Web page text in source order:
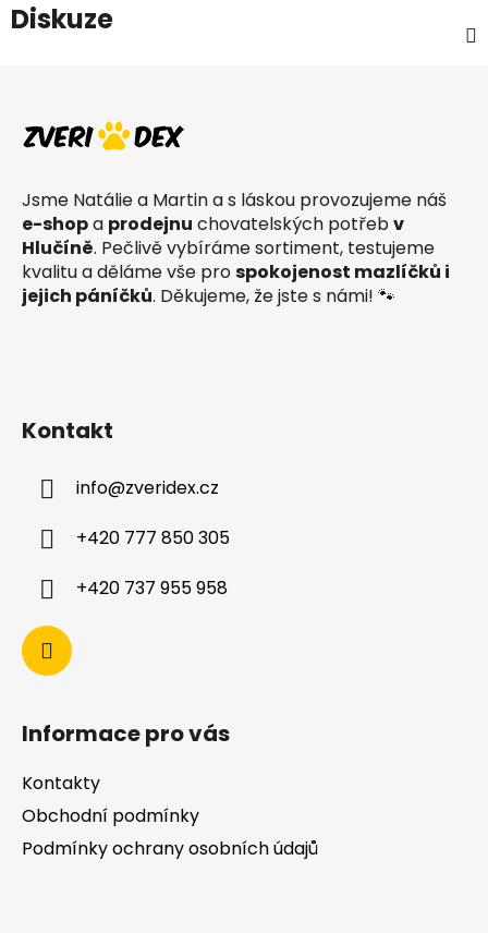
Diskuze
Jsme Natálie a Martin a s láskou provozujeme náš
e-shopa prodejnu chovatelských potřebv
Hlučíně. Pečlivě vybíráme sortiment, testujeme
kvalitu a děláme vše prospokojenost mazlíčků i
jejich páníčků. Děkujeme, že jste s námi! 🐾
Kontakt
info@zveridex.cz
+420 777 850 305
+420 737 955 958
Informace pro vás
Kontakty
Obchodní podmínky
Podmínky ochrany osobních údajů